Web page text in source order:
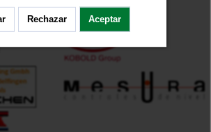
Rechazar Aceptar